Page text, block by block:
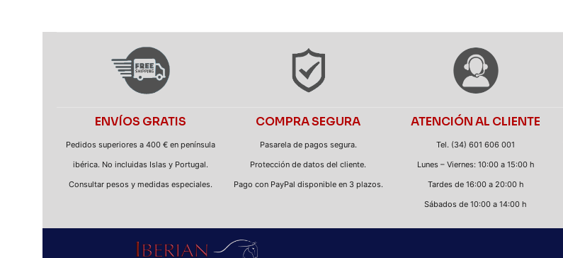
ENVÍOS GRATIS
Pedidos superiores a 400 € en península
ibérica. No incluidas Islas y Portugal.
Consultar pesos y medidas especiales.
COMPRA SEGURA
Pasarela de pagos segura.
Protección de datos del cliente.
Pago con PayPal disponible en 3 plazos.
ATENCIÓN AL CLIENTE
Tel. (34) 601 606 001
Lunes – Viernes: 10:00 a 15:00 h
Tardes de 16:00 a 20:00 h
Sábados de 10:00 a 14:00 h